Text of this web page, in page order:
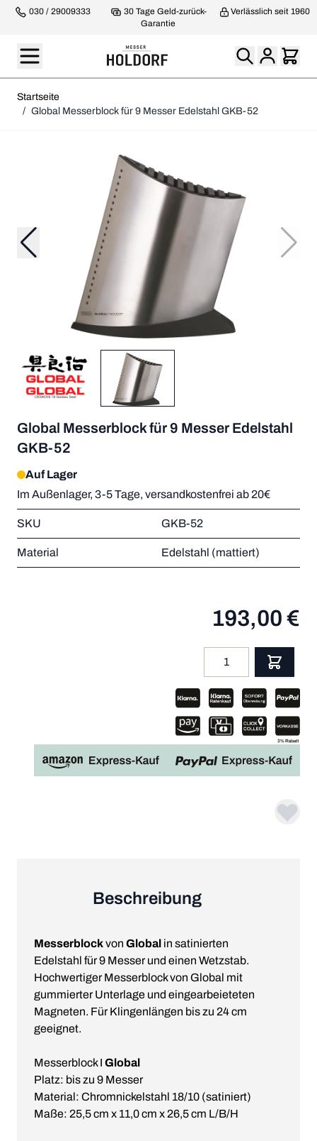
030 / 29009333
30 Tage Geld-zurück-
Garantie
Verlässlich seit 1960
Startseite
/ Global Messerblock für 9 Messer Edelstahl GKB-52
Global Messerblock für 9 Messer Edelstahl
GKB-52
Auf Lager
Im Außenlager, 3-5 Tage, versandkostenfrei ab 20€
SKU GKB-52
Material Edelstahl (mattiert)
193,00 €
Beschreibung
Messerblockvon Global in satinierten
Edelstahl für 9 Messer und einen Wetzstab.
Hochwertiger Messerblock von Global mit
gummierter Unterlage und eingearbeieteten
Magneten. Für Klingenlängen bis zu 24 cm
geeignet.
Messerblock I Global
Platz: bis zu 9 Messer
Material: Chromnickelstahl 18/10 (satiniert)
Maße: 25,5 cm x 11,0 cm x 26,5 cm L/B/H